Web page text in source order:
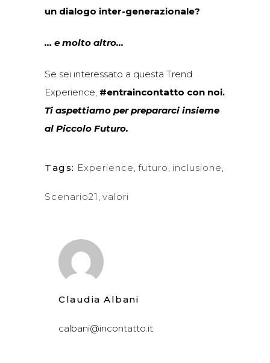
un dialogo inter-generazionale?
… e molto altro…
Se sei interessato a questa Trend
Experience, #entraincontatto con noi.
Ti aspettiamo per prepararci insieme
al Piccolo Futuro.
Tags: Experience, futuro, inclusione,
Scenario21 , valori
Claudia Albani
calbani@incontatto.it